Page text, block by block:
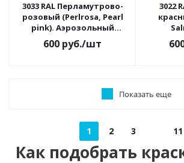
3033 RAL Перламутрово-
розовый (Perlrosa, Pearl
pink). Аэрозольный
баллон с краской
600 руб./шт
3022
Показать еще
1 2 3 11
Как подобрать